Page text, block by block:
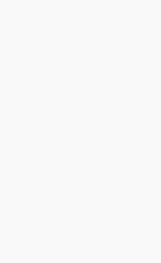
Abend verlebt.
zum Glück?), Martina